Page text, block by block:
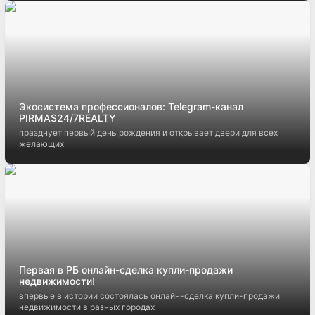
Экосистема профессионалов: Telegram-канал
PIRMAS24/7REALTY
празднует первый день рождения и открывает двери для всех
желающих
Первая в РБ онлайн-сделка купли-продажи
недвижимости!
впервые в истории состоялась онлайн-сделка купли-продажи
недвижимости в разных городах